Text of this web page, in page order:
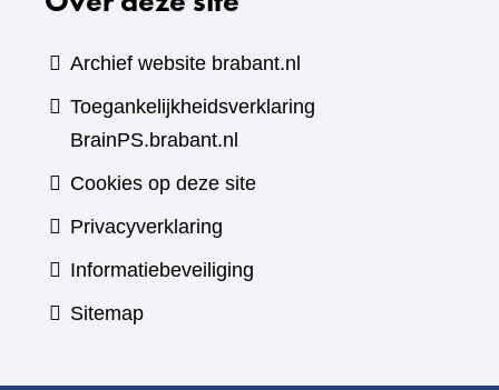
Archief website brabant.nl
Toegankelijkheidsverklaring
BrainPS.brabant.nl
Cookies op deze site
Privacyverklaring
Informatiebeveiliging
Sitemap